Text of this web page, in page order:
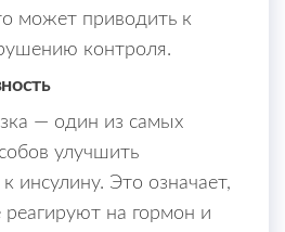
может приводить к
контроля.
— один из самых
улучшить
инсулину. Это означает,
на гормон и